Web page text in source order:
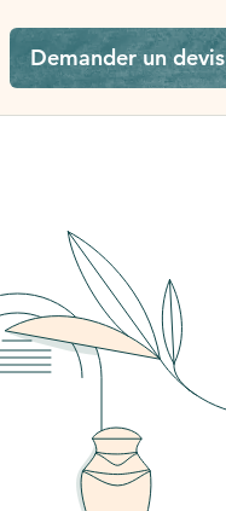
Demander un devis